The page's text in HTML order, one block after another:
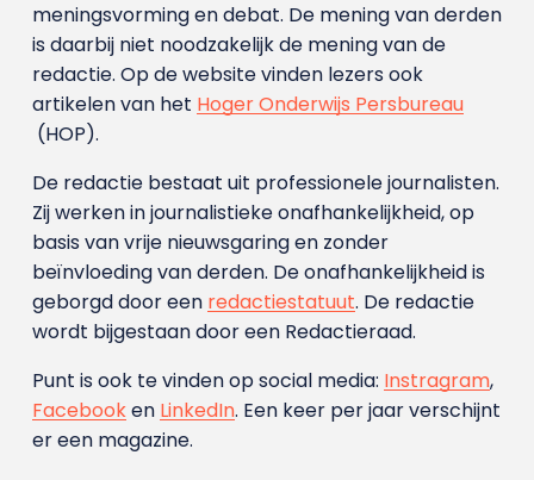
meningsvorming en debat. De mening van derden
is daarbij niet noodzakelijk de mening van de
redactie. Op de website vinden lezers ook
artikelen van het Hoger Onderwijs Persbureau
(HOP).
De redactie bestaat uit professionele journalisten.
Zij werken in journalistieke onafhankelijkheid, op
basis van vrije nieuwsgaring en zonder
beïnvloeding van derden. De onafhankelijkheid is
geborgd door een redactiestatuut. De redactie
wordt bijgestaan door een Redactieraad.
Punt is ook te vinden op social media: Instragram,
Facebooken LinkedIn. Een keer per jaar verschijnt
er een magazine.